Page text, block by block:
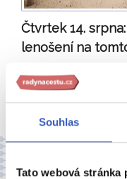
Souhlas
Tato webová stránka
Čtvrtek 14. srpna:
lenošení na
Čeká nás volný
pozdních večerních
Pro mne úžasné